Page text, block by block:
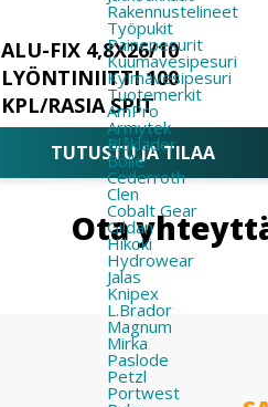
Rakennustelineet
Työpukit
Painepesurit
Kuumavesipesuri
Kylmävesipesuri
Tuotemerkit
AmPro
Armytek
Blåkläder
Bolle
Cederroth
Clen
Cobalt Gear
Gildan
Hikoki
Hydrowear
Jalas
Knipex
L.Brador
Magnum
Mirka
Paslode
Petzl
Portwest
ALU-FIX 4,8X26/10
LYÖNTINIITTI 100
KPL/RASIA SPIT
TUTUSTU JA TILAA
Ota